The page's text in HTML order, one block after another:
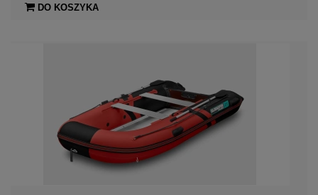
DO KOSZYKA